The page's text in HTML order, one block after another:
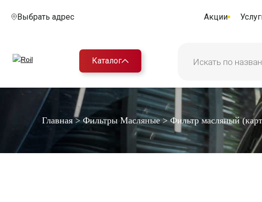
Выбрать адрес Акции
Каталог
Главная> Фильтры Масляные>Фильтр масляный